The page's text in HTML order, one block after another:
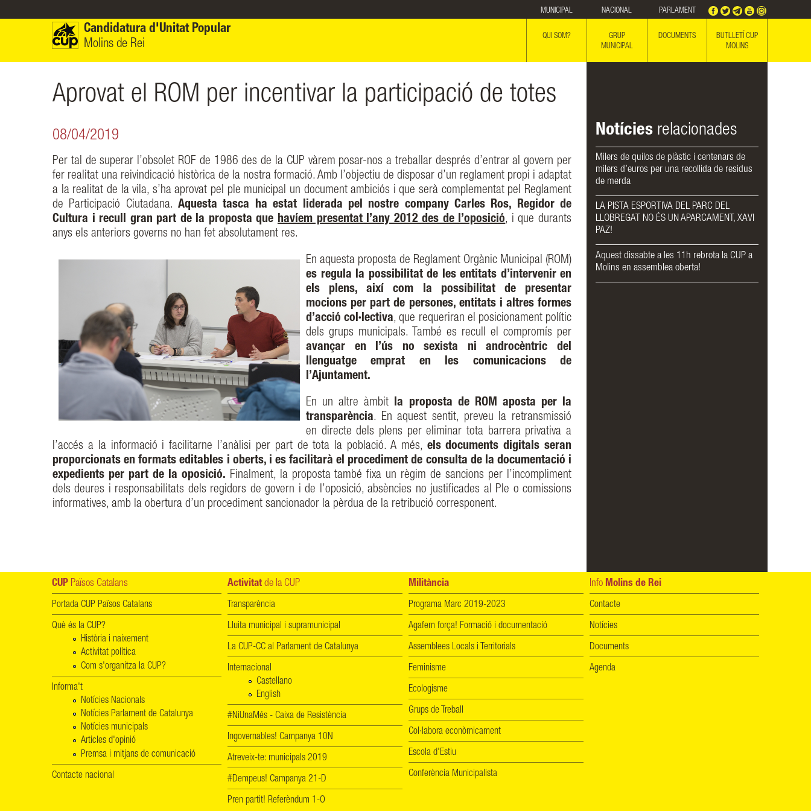
MUNICIPAL NACIONAL PARLAMENT
Candidatura d'Unitat Popular
Molins de Rei
QUI SOM?
GRUP
MUNICIPAL
DOCUMENTS
BUTLLETÍ CUP
MOLINS
Aprovat el ROM per incentivar la participació de totes
08/04/2019
Per tal de superar l’obsolet ROF de 1986 des de la CUP vàrem posar-nos a treballar després d’entrar al govern per
fer realitat una reivindicació històrica de la nostra formació. Amb l’objectiu de disposar d’un reglament propi i adaptat
a la realitat de la vila, s’ha aprovat pel ple municipal un document ambiciós i que serà complementat pel Reglament
de Participació Ciutadana.Aquesta tasca ha estat liderada pel nostre company Carles Ros, Regidor de
Cultura i recull gran part de la proposta que havíem presentat l’any 2012 des de l’oposició, i que durants
anys els anteriors governs no han fet absolutament res.
En aquesta proposta de Reglament Orgànic Municipal (ROM)
es regula la possibilitat de les entitats d’intervenir en
els plens, així com la possibilitat de presentar
mocions per part de persones, entitats i altres formes
d’acció col·lectiva, que requeriran el posicionament polític
dels grups municipals. També es recull el compromís per
avançar en l’ús no sexista ni androcèntric del
llenguatge emprat en les comunicacions de
l’Ajuntament.
En un altre àmbit la proposta de ROM aposta per la
transparència. En aquest sentit, preveu la retransmissió
en directe dels plens per eliminar tota barrera privativa a
l’accés a la informació i facilitarne l’anàlisi per part de tota la població. A més, els documents digitals seran
proporcionats en formats editables i oberts, i es facilitarà el procediment de consulta de la documentació i
expedients per part de la oposició. Finalment, la proposta també fixa un règim de sancions per l’incompliment
dels deures i responsabilitats dels regidors de govern i de l’oposició, absències no justificades al Ple o comissions
informatives, amb la obertura d’un procediment sancionador la pèrdua de la retribució corresponent.
Notícies relacionades
Milers de quilos de plàstic i centenars de
milers d’euros per una recollida de residus
de merda
LA PISTA ESPORTIVA DEL PARC DEL
LLOBREGAT NO ÉS UN APARCAMENT, XAVI
PAZ!
Aquest dissabte a les 11h rebrota la CUP a
Molins en assemblea oberta!
CUP Països Catalans
Portada CUP Països Catalans
Què és la CUP?
Història i naixement
Activitat política
Com s'organitza la CUP?
Informa't
Notícies Nacionals
Notícies Parlament de Catalunya
Notícies municipals
Articles d'opinió
Premsa i mitjans de comunicació
Contacte nacional
Activitat de la CUP
Transparència
Lluita municipal i supramunicipal
La CUP-CC al Parlament de Catalunya
Internacional
Castellano
English
#NiUnaMés - Caixa de Resistència
Ingovernables! Campanya 10N
Atreveix-te: municipals 2019
#Dempeus! Campanya 21-D
Pren partit! Referèndum 1-O
Militància
Programa Marc 2019-2023
Agafem força! Formació i documentació
Assemblees Locals i Territorials
Feminisme
Ecologisme
Grups de Treball
Col·labora econòmicament
Escola d'Estiu
Conferència Municipalista
Info Molins de Rei
Contacte
Notícies
Documents
Agenda